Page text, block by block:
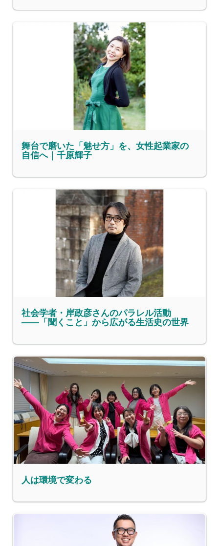
舞台で磨いた「魅せ方」を、女性起業家の
自信へ｜千原輝子
社会学者・岸政彦さんのパラレル活動
――「聞くこと」から広がる生活史の世界
人は環境で変わる